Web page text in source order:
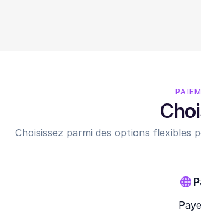
Choisissez parmi des options flexibles